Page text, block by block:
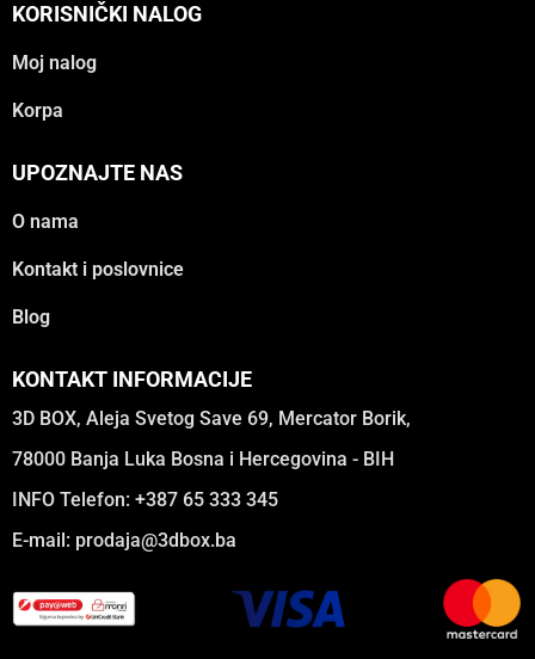
KORISNIČKI NALOG
Moj nalog
Korpa
UPOZNAJTE NAS
O nama
Kontakt i poslovnice
Blog
KONTAKT INFORMACIJE
3D BOX, Aleja Svetog Save 69, Mercator Borik,
78000 Banja Luka Bosna i Hercegovina - BIH
INFO Telefon: +387 65 333 345
E-mail: prodaja@3dbox.ba